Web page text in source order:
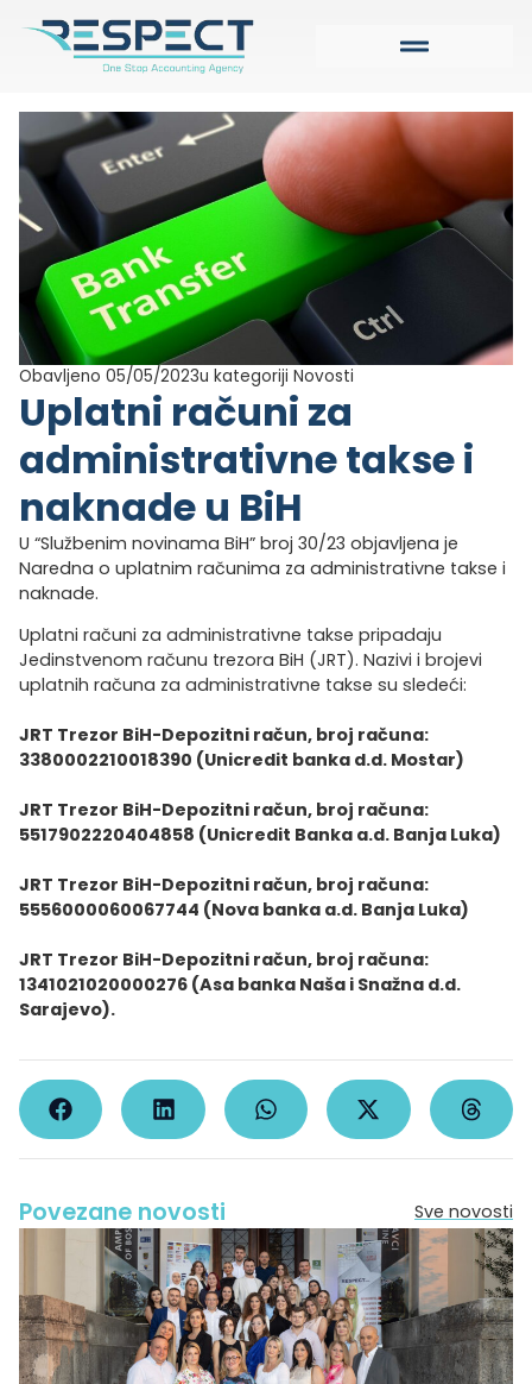
Obavljeno 05/05/2023u kategoriji Novosti
Uplatni računi za
administrativne takse i
naknade u BiH
U “Službenim novinama BiH” broj 30/23 objavljena je
Naredna o uplatnim računima za administrativne takse i
naknade.
Uplatni računi za administrativne takse pripadaju
Jedinstvenom računu trezora BiH (JRT). Nazivi i brojevi
uplatnih računa za administrativne takse su sledeći:
JRT Trezor BiH-Depozitni račun, broj računa:
3380002210018390 (Unicredit banka d.d. Mostar)
JRT Trezor BiH-Depozitni račun, broj računa:
5517902220404858 (Unicredit Banka a.d. Banja Luka)
JRT Trezor BiH-Depozitni račun, broj računa:
5556000060067744 (Nova banka a.d. Banja Luka)
JRT Trezor BiH-Depozitni račun, broj računa:
1341021020000276 (Asa banka Naša i Snažna d.d.
Sarajevo).
Povezane novosti Sve novosti